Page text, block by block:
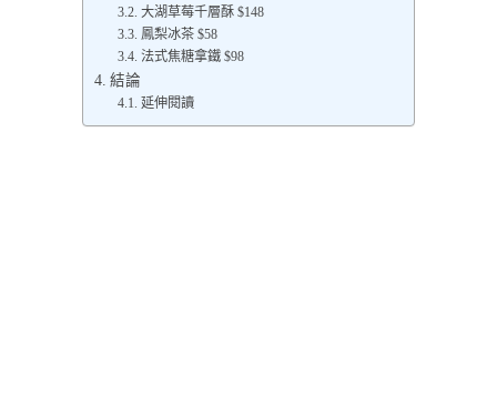
大湖草莓千層酥 $148
鳳梨冰茶 $58
法式焦糖拿鐵 $98
結論
延伸閱讀